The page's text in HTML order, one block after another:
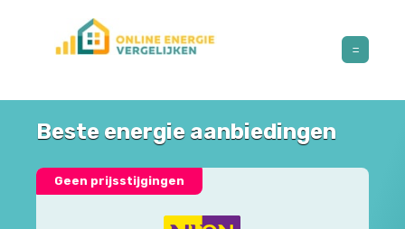
Beste energie aanbiedingen
Geen prijsstijgingen